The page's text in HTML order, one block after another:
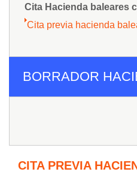
Cita Hacienda baleares
Cita previa hacienda
BORRADOR
CITA PREVIA